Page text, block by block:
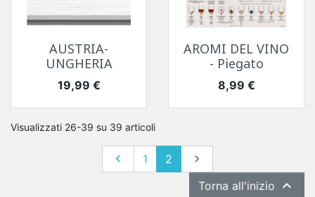
AUSTRIA-
UNGHERIA
Prezzo
19,99 €
AROMI DEL VINO
- Piegato
Prezzo
8,99 €
Visualizzati 26-39 su 39 articoli
Precedente
 1 2 Successivo

Torna all'inizio 